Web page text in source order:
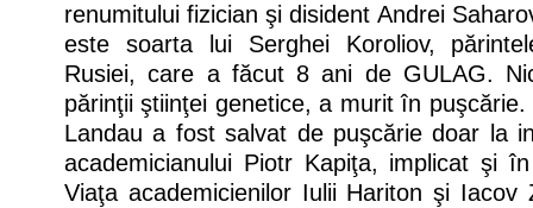
renumitului fizician şi disident Andrei
este soarta lui Serghei Koroliov,
Rusiei, care a făcut 8 ani de GULAG.
părinţii ştiinţei genetice, a murit în
Landau a fost salvat de puşcărie doar la
academicianului Piotr Kapiţa, implicat şi
Viaţa academicienilor Iulii Hariton şi Iacov